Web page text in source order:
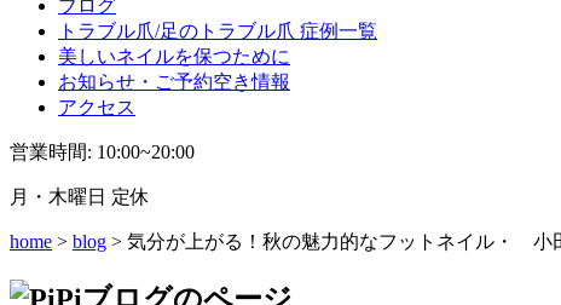
ブログ
トラブル爪/足のトラブル爪 症例一覧
美しいネイルを保つために
お知らせ・ご予約空き情報
アクセス
営業時間: 10:00~20:00
月・木曜日 定休
home > blog > 気分が上がる！秋の魅力的なフットネイル・